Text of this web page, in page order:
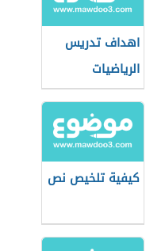
اهداف تدريس
الرياضيات
كيفية تلخيص نص